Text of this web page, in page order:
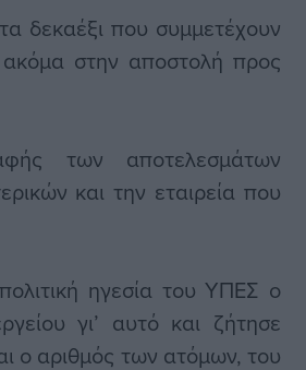
δεκαέξι που συμμετέχουν
ακόμα στην αποστολή προς
των αποτελεσμάτων
και την εταιρεία που
ηγεσία του ΥΠΕΣ ο
γι’ αυτό και ζήτησε
ο αριθμός των ατόμων, του